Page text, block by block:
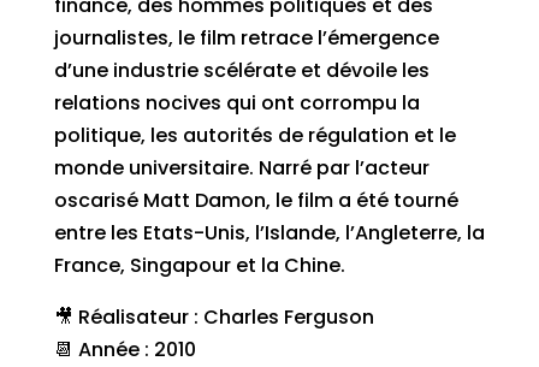
journalistes, le film retrace l’émergence
d’une industrie scélérate et dévoile les
relations nocives qui ont corrompu la
politique, les autorités de régulation et le
monde universitaire. Narré par l’acteur
oscarisé Matt Damon, le film a été tourné
entre les Etats-Unis, l’Islande, l’Angleterre, la
France, Singapour et la Chine.
🎥 Réalisateur : Charles Ferguson
📆 Année : 2010